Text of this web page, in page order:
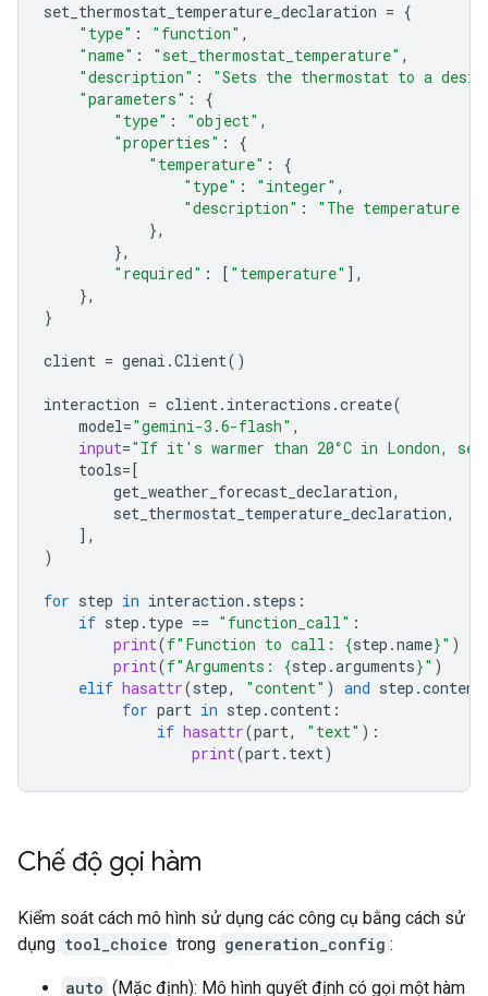
set_thermostat_temperature_declaration = {
"type" : "function" ,
"name" : "set_thermostat_temperature" ,
"description" :
"Sets the thermostat to a
"parameters" :
{
"type" : "object" ,
"properties" :
{
"temperature" :
{
"type" : "integer" ,
"description" :
"The temperature
},
},
"required" : [ "temperature" ],
},
}
client = genai .Client()
interaction = client. interactions .create(
model="gemini-3.6-flash" ,
input="If it's warmer than 20°C in London,
tools= [
get_weather_forecast_declaration,
set_thermostat_temperature_declaration,
],
)
for step in interaction . steps :
if step . type == "function_call" :
print(f"Function to call: {step .name}" )
print(f"Arguments: {step .arguments}" )
elif hasattr(step, "content" ) and step .content
for part in step .content :
if hasattr(part, "text" ):
print(part. text)
Chế độ gọi hàm
Kiểm soát cách mô hình sử dụng các công cụ bằng cách sử
dụng tool_choice trong generation_config :
auto (Mặc định): Mô hình quyết định có gọi một hàm